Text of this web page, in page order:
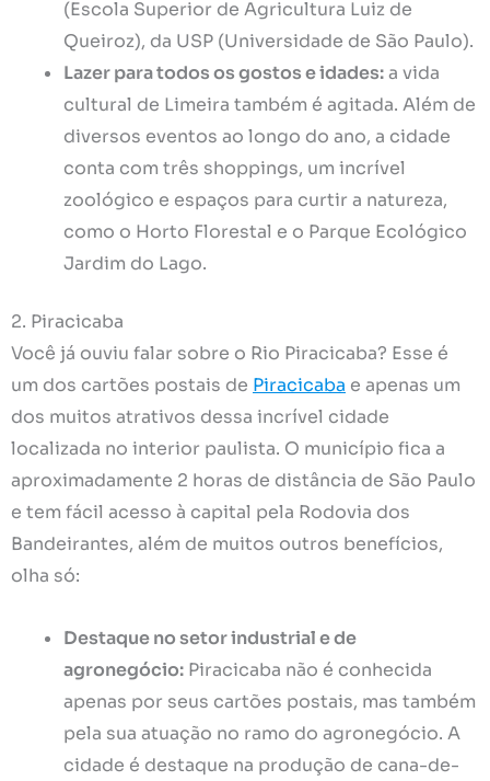
(Escola Superior de Agricultura Luiz de
Queiroz), da USP (Universidade de São Paulo).
Lazer para todos os gostos e idades:a vida
cultural de Limeira também é agitada. Além de
diversos eventos ao longo do ano, a cidade
conta com três shoppings, um incrível
zoológico e espaços para curtir a natureza,
como o Horto Florestal e o Parque Ecológico
Jardim do Lago.
2. Piracicaba
Você já ouviu falar sobre o Rio Piracicaba? Esse é
um dos cartões postais de Piracicaba e apenas um
dos muitos atrativos dessa incrível cidade
localizada no interior paulista. O município fica a
aproximadamente 2 horas de distância de São Paulo
e tem fácil acesso à capital pela Rodovia dos
Bandeirantes, além de muitos outros benefícios,
olha só:
Destaque no setor industrial e de
agronegócio: Piracicaba não é conhecida
apenas por seus cartões postais, mas também
pela sua atuação no ramo do agronegócio. A
cidade é destaque na produção de cana-de-